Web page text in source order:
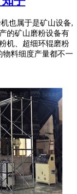
也属于是矿山设备,
的矿山磨粉设备有
机、超细环辊磨粉
料细度产量都不一